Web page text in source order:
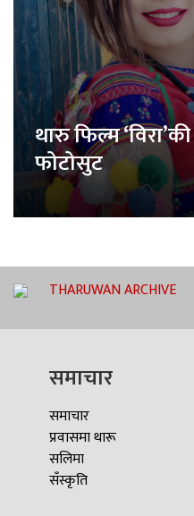
थारु फिल्म
फोटोसुट
THARUWAN ARCHIVE
समाचार
समाचार
प्रवासमा थारू
सलिमा
सँस्कृति